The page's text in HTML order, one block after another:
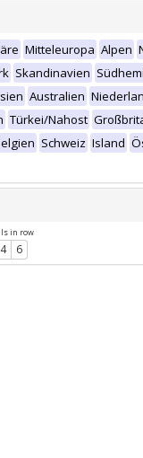
Mitteleuropa Alpen
Skandinavien
Australien
Türkei/Nahost
Schweiz Island
in row
4 6